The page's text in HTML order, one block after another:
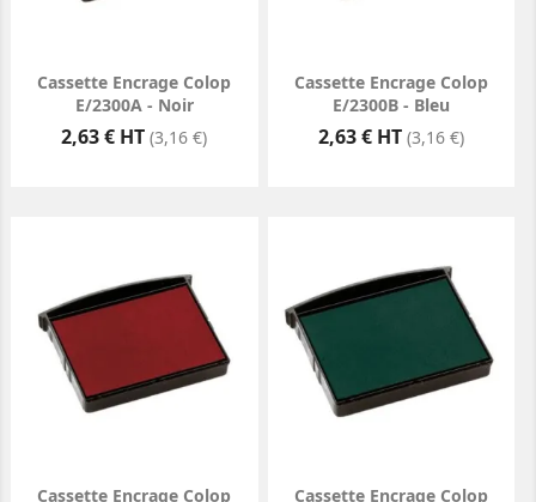
Cassette Encrage Colop
E/2300A - Noir
Prix
2,63 € HT (3,16 €)
Cassette Encrage Colop
E/2300B - Bleu
Prix
2,63 € HT (3,16 €)
Cassette Encrage Colop
Cassette Encrage Colop